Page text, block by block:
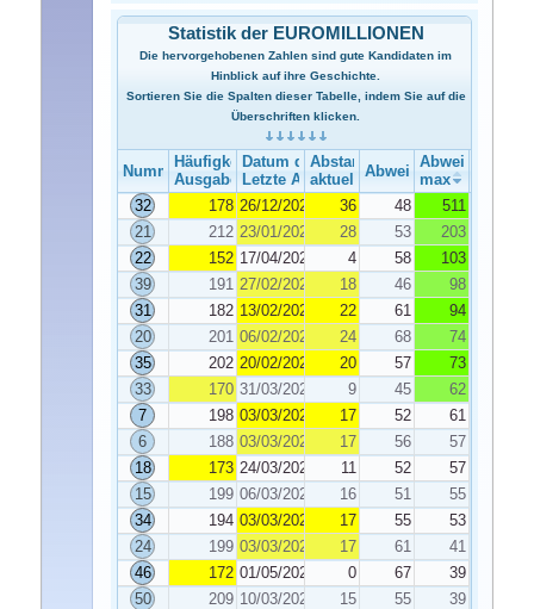
Statistik der EUROMILLIONEN
Die hervorgehobenen Zahlen sind gute Kandidaten im
Hinblick auf ihre Geschichte.
Sortieren Sie die Spalten dieser Tabelle, indem Sie auf die
Überschriften klicken.
Nummer
Häufigkeit der Ausgabe
Ausgabe
Datum der Ausgabe
Letzte Ausgabe
Abstand
aktuelleAbweichung
Abweichung
max
32
178 26/12/2025 36 48
511
21
212 23/01/2026 28 53
203
22
152 17/04/2026 4 58
103
39
191 27/02/2026 18 46
98
31
182 13/02/2026 22 61
94
20
201 06/02/2026 24 68
74
35
202 20/02/2026 20 57
73
33
170 31/03/2026 9 45
62
7
198 03/03/2026 17 52
61
6
188 03/03/2026 17 56
57
18
173 24/03/2026 11 52
57
15
199 06/03/2026 16 51
55
34
194 03/03/2026 17 55
53
24
199 03/03/2026 17 61
41
46
172 01/05/2026 0 67
39
50
209 10/03/2026 15 55
39